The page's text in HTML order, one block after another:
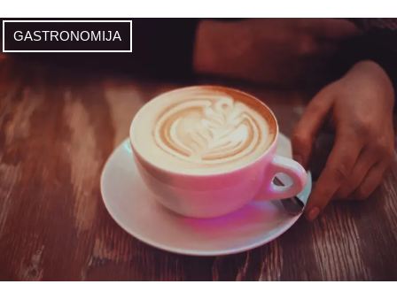
GASTRONOMIJA